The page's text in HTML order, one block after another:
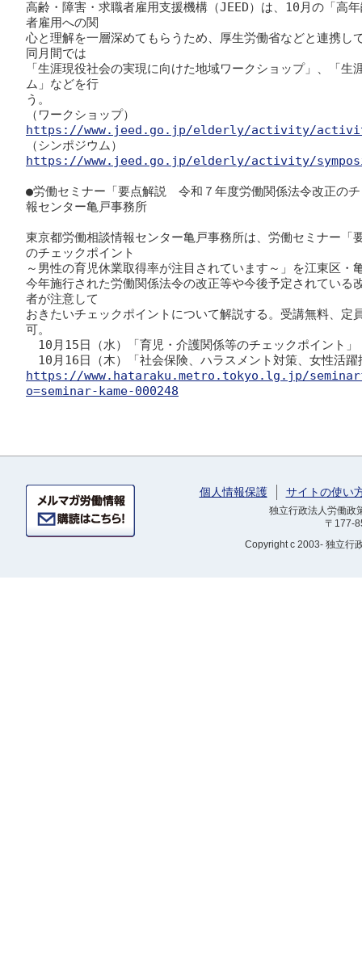
高齢・障害・求職者雇用支援機構（JEED）は、10月の「高
者雇用への関
心と理解を一層深めてもらうため、厚生労働省などと連携し
同月間では
「生涯現役社会の実現に向けた地域ワークショップ」、「
ム」などを行
う。
https://www.jeed.go.jp/elderly/activity/
https://www.jeed.go.jp/elderly/activity/
●労働セミナー「要点解説　令和７年度労働関係法令改正の
報センター亀戸事務所
東京都労働相談情報センター亀戸事務所は、労働セミナー「
のチェックポイント
～男性の育児休業取得率が注目されています～」を江東区・
今年施行された労働関係法令の改正等や今後予定されている
者が注意して
おきたいチェックポイントについて解説する。受講無料、定
可。
10月15日（水）「育児・介護関係等のチェックポイント」
https://www.hataraku.metro.tokyo.lg.jp/
o=seminar-kame-000248
個人情報保護 サイトの使い
独立行政法人労働
〒177-
Copyrightc 2003- 独立行